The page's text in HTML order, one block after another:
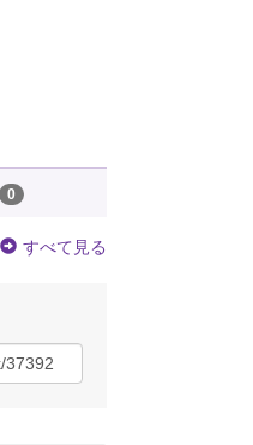
0
すべて見る